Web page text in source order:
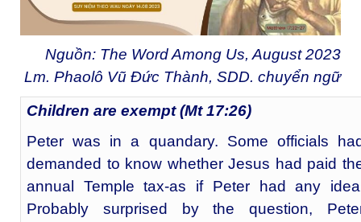
Nguồn: The Word Among Us, August 2023
Lm. Phaolô Vũ Đức Thành, SDD. chuyển ngữ
Children are exempt (Mt 17:26)
Peter was in a quandary. Some officials
demanded to know whether Jesus had paid
annual Temple tax-as if Peter had any
Probably surprised by the question,